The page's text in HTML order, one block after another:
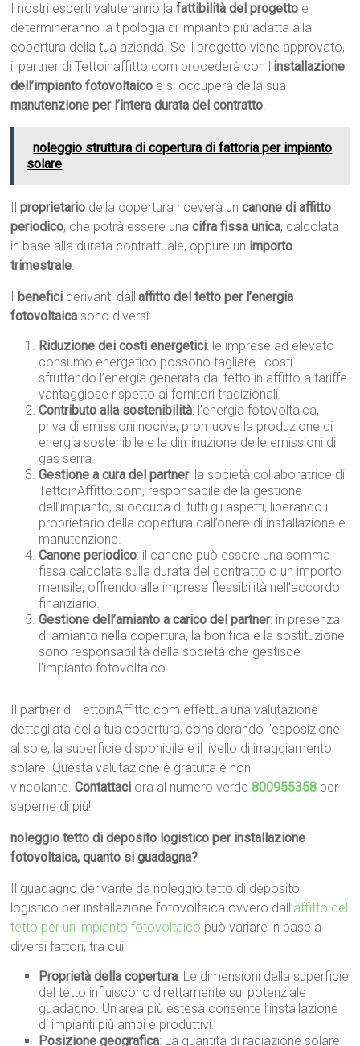
I nostri esperti valuteranno lafattibilità del progetto e
determineranno la tipologia di impianto più adatta alla
copertura della tua azienda. Se il progetto viene approvato,
il partner di Tettoinaffitto.com procederà con l’installazione
dell’impianto fotovoltaico e si occuperà della sua
manutenzione per l’intera durata del contratto.
noleggio struttura di copertura di fattoria per impianto
solare
Ilproprietario della copertura riceverà uncanone di affitto
periodico, che potrà essere unacifra fissa unica, calcolata
in base alla durata contrattuale, oppure un importo
trimestrale.
benefici derivanti dall’affitto del tetto per l’energia
fotovoltaica sono diversi:
Riduzione dei costi energetici: le imprese ad elevato
consumo energetico possono tagliare i costi
sfruttando l’energia generata dal tetto in affitto a tariffe
vantaggiose rispetto ai fornitori tradizionali.
Contributo alla sostenibilità: l’energia fotovoltaica,
priva di emissioni nocive, promuove la produzione di
energia sostenibile e la diminuzione delle emissioni di
gas serra.
Gestione a cura del partner: la società collaboratrice di
TettoinAffitto.com, responsabile della gestione
dell’impianto, si occupa di tutti gli aspetti, liberando il
proprietario della copertura dall’onere di installazione e
manutenzione.
Canone periodico: il canone può essere una somma
fissa calcolata sulla durata del contratto o un importo
mensile, offrendo alle imprese flessibilità nell’accordo
finanziario.
Gestione dell’amianto a carico del partner: in presenza
di amianto nella copertura, la bonifica e la sostituzione
sono responsabilità della società che gestisce
l’impianto fotovoltaico.
Il partner di TettoinAffitto.com effettua una valutazione
dettagliata della tua copertura, considerando l’esposizione
al sole, la superficie disponibile e il livello di irraggiamento
solare. Questa valutazione è gratuita e non
vincolante.Contattaci ora al numero verde800955358 per
saperne di più!
noleggio tetto di deposito logistico per installazione
fotovoltaica, quanto si guadagna?
Il guadagno derivante da noleggio tetto di deposito
logistico per installazione fotovoltaica ovvero dall’affitto del
tetto per un impianto fotovoltaico può variare in base a
diversi fattori, tra cui:
Proprietà della copertura: Le dimensioni della superficie
del tetto influiscono direttamente sul potenziale
guadagno. Un’area più estesa consente l’installazione
di impianti più ampi e produttivi.
Posizione geografica: La quantità di radiazione solare